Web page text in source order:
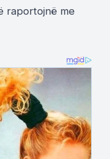
raportojnë me